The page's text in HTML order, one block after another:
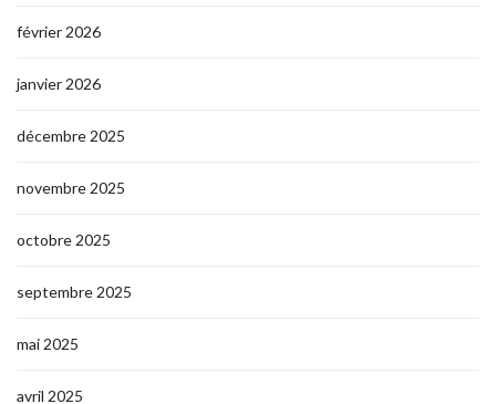
février 2026
janvier 2026
décembre 2025
novembre 2025
octobre 2025
septembre 2025
mai 2025
avril 2025